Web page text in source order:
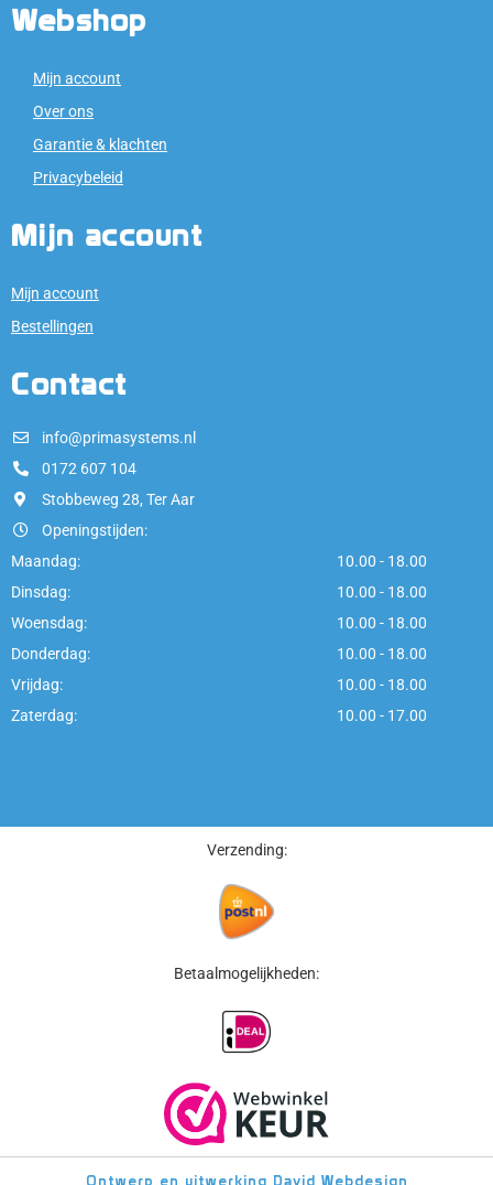
Webshop
Mijn account
Over ons
Garantie & klachten
Privacybeleid
Mijn account
Mijn account
Bestellingen
Contact
info@primasystems.nl
0172 607 104
Stobbeweg 28, Ter Aar
Openingstijden:
Maandag:
10.00 - 18.00
Dinsdag:
10.00 - 18.00
Woensdag:
10.00 - 18.00
Donderdag:
10.00 - 18.00
Vrijdag:
10.00 - 18.00
Zaterdag:
10.00 - 17.00
Verzending:
Betaalmogelijkheden:
Ontwerp en uitwerking David Webdesign